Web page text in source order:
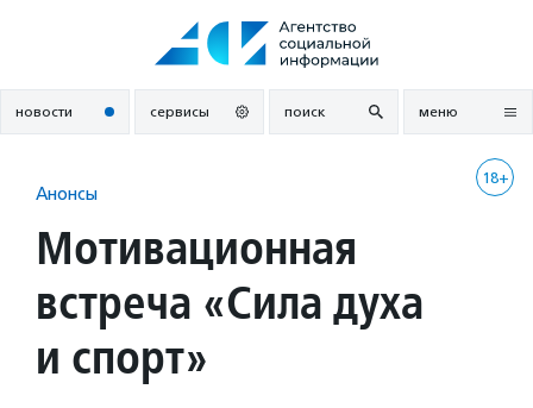
новости сервисы поиск меню
18+
Анонсы
Мотивационная
встреча «Сила духа
и спорт»